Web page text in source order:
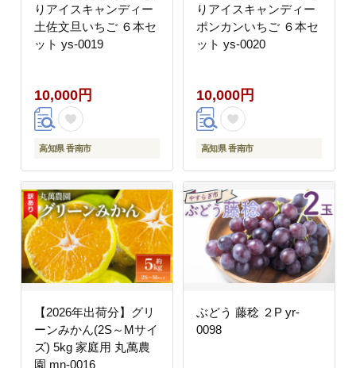
りアイスキャンディー
土佐文旦いちご ６本セ
ット ys-0019
10,000円
高知県 香南市
りアイスキャンディー
ポンカンいちご ６本セ
ット ys-0020
10,000円
高知県 香南市
【2026年出荷分】グリ
ーンみかん(2S～Mサイ
ズ) 5kg 家庭用 丸萬農
園 mn-0016
ぶどう 藤稔 ２P yr-
0098